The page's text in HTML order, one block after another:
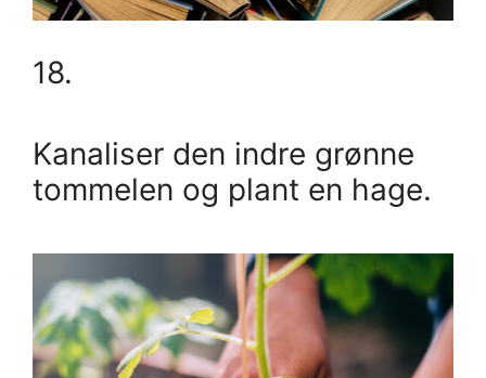
18.
Kanaliser den indre grønne
tommelen og plant en hage.